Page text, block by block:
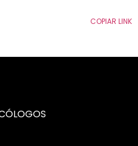
COPIAR LINK